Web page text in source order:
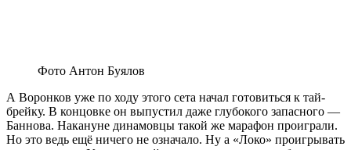
Фото Антон Буялов
А Воронков уже по ходу этого сета начал готовиться к тай-
брейку. В концовке он выпустил даже глубокого запасного —
Баннова. Накануне динамовцы такой же марафон проиграли.
Но это ведь ещё ничего не означало. Ну а «Локо» проигрывать